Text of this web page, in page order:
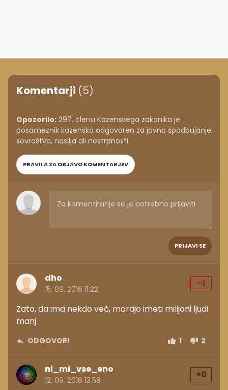
Komentarji (5)
Opozorilo: 297. členu Kazenskega zakonika je
posameznik kazensko odgovoren za javno spodbujanje
sovraštva, nasilja ali nestrpnosti.
PRAVILA ZA OBJAVO KOMENTARJEV
PRIJAVI SE
dho
15. 09. 2016 11.22
-1
Zato, da ima nekdo več, morajo imeti milijoni ljudi
manj.
ODGOVORI 1 2
ni_mi_vse_eno
12. 09. 2016 13.58
+0